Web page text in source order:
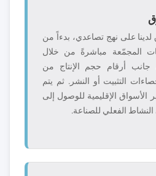
على نهج تصاعدي، بدءاً من
المجمّعة مباشرةً من خلال
جانب أرقام حجم الإنتاج من
التثبيت أو النشر. ثم يتم
الأسواق الإقليمية للوصول إلى
الفعلي للصناعة.